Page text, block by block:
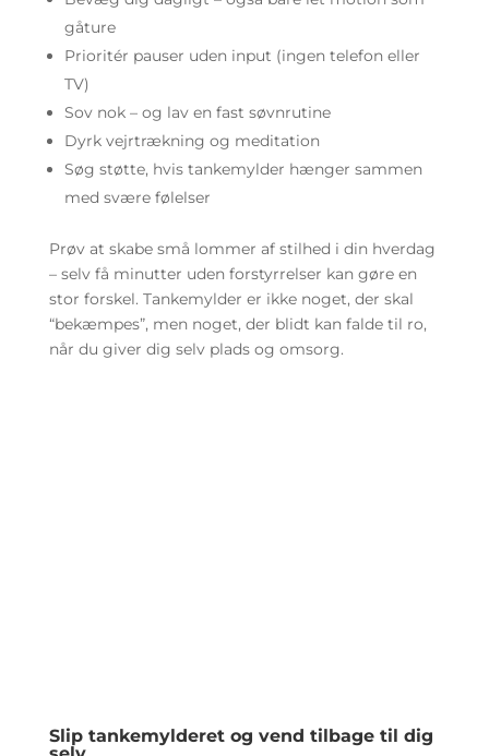
gåture
Prioritér pauser uden input (ingen telefon eller
TV)
Sov nok – og lav en fast søvnrutine
Dyrk vejrtrækning og meditation
Søg støtte, hvis tankemylder hænger sammen
med svære følelser
Prøv at skabe små lommer af stilhed i din hverdag
– selv få minutter uden forstyrrelser kan gøre en
stor forskel. Tankemylder er ikke noget, der skal
“bekæmpes”, men noget, der blidt kan falde til ro,
når du giver dig selv plads og omsorg.
Slip tankemylderet og vend tilbage til dig